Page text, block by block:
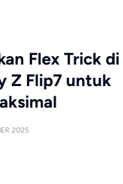
Flex Trick di
Z Flip7 untuk
2025